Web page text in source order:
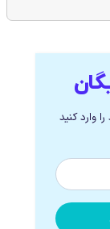
وارد کنید